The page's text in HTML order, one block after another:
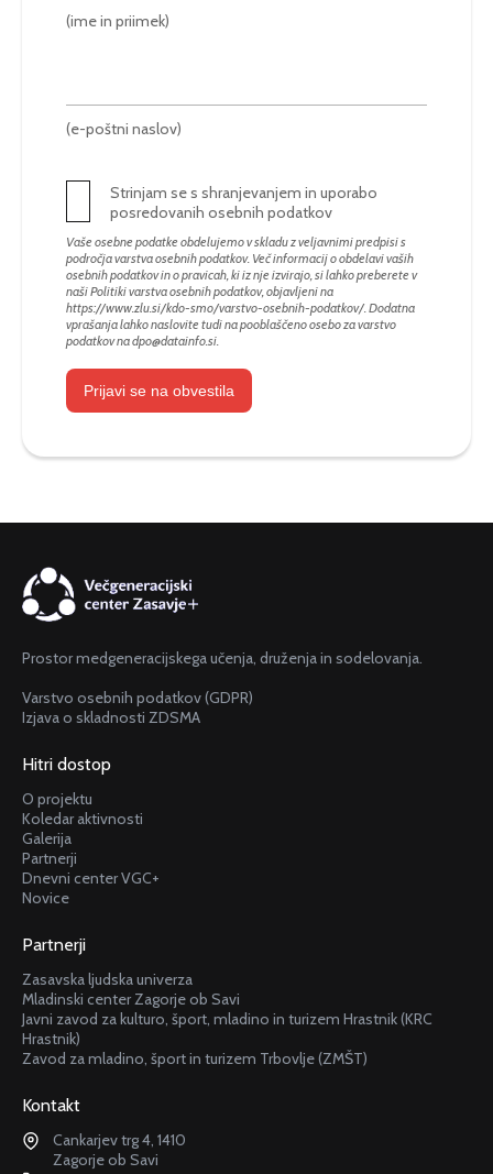
(ime in priimek)
(e-poštni naslov)
Strinjam se s shranjevanjem in uporabo
posredovanih osebnih podatkov
Vaše osebne podatke obdelujemo v skladu z veljavnimi predpisi s
področja varstva osebnih podatkov. Več informacij o obdelavi vaših
osebnih podatkov in o pravicah, ki iz nje izvirajo, si lahko preberete v
naši Politiki varstva osebnih podatkov, objavljeni na
https://www.zlu.si/kdo-smo/varstvo-osebnih-podatkov/. Dodatna
vprašanja lahko naslovite tudi na pooblaščeno osebo za varstvo
podatkov nadpo@datainfo.si
Prijavi se na obvestila
Prostor medgeneracijskega učenja, druženja in sodelovanja.
Varstvo osebnih podatkov (GDPR)
Izjava o skladnosti ZDSMA
Hitri dostop
O projektu
Koledar aktivnosti
Galerija
Partnerji
Dnevni center VGC+
Novice
Partnerji
Zasavska ljudska univerza
Mladinski center Zagorje ob Savi
Javni zavod za kulturo, šport, mladino in turizem Hrastnik (KRC
Hrastnik)
Zavod za mladino, šport in turizem Trbovlje (ZMŠT)
Kontakt
Cankarjev trg 4, 1410
Zagorje ob Savi